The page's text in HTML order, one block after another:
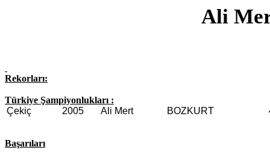
Ali
Rekorları:
Türkiye Şampiyonlukları :
Çekiç
2005 Ali Mert BOZKURT
Başarıları